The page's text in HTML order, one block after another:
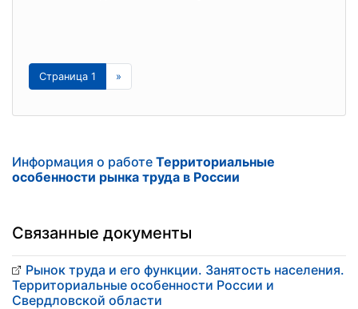
Страница 1 »
Информация о работе Территориальные
особенности рынка труда в России
Связанные документы
Рынок труда и его функции. Занятость населения.
Территориальные особенности России и
Свердловской области